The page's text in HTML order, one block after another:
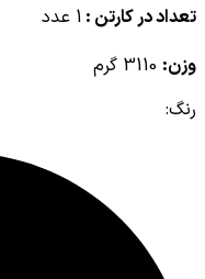
تعداد در کارتن : 1 عدد
وزن:
رنگ: